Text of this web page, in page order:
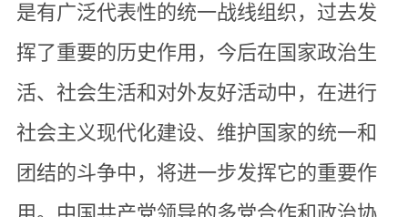
是有广泛代表性的统一战线组织，过去发
挥了重要的历史作用，今后在国家政治生
活、社会生活和对外友好活动中，在进行
社会主义现代化建设、维护国家的统一和
团结的斗争中，将进一步发挥它的重要作